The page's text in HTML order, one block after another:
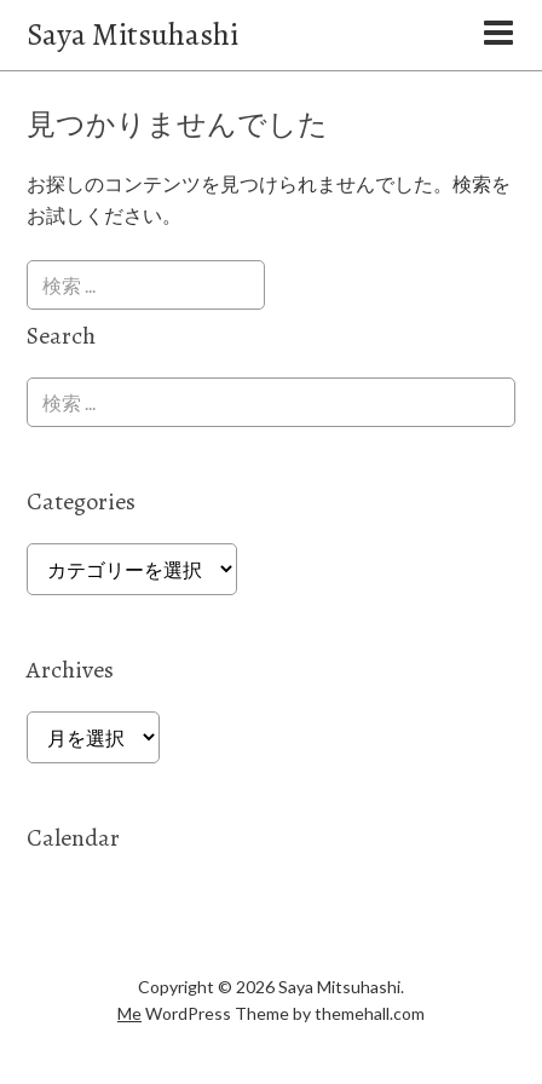
Saya Mitsuhashi
見つかりませんでした
お探しのコンテンツを見つけられませんでした。検索を
お試しください。
Search
Categories
Categories
Archives
Archives
Calendar
Copyright © 2026 Saya Mitsuhashi.
MeWordPress Theme by themehall.com